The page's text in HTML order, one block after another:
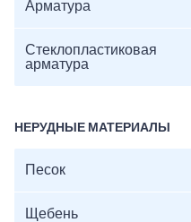
Арматура
Стеклопластиковая
арматура
НЕРУДНЫЕ МАТЕРИАЛЫ
Песок
Щебень